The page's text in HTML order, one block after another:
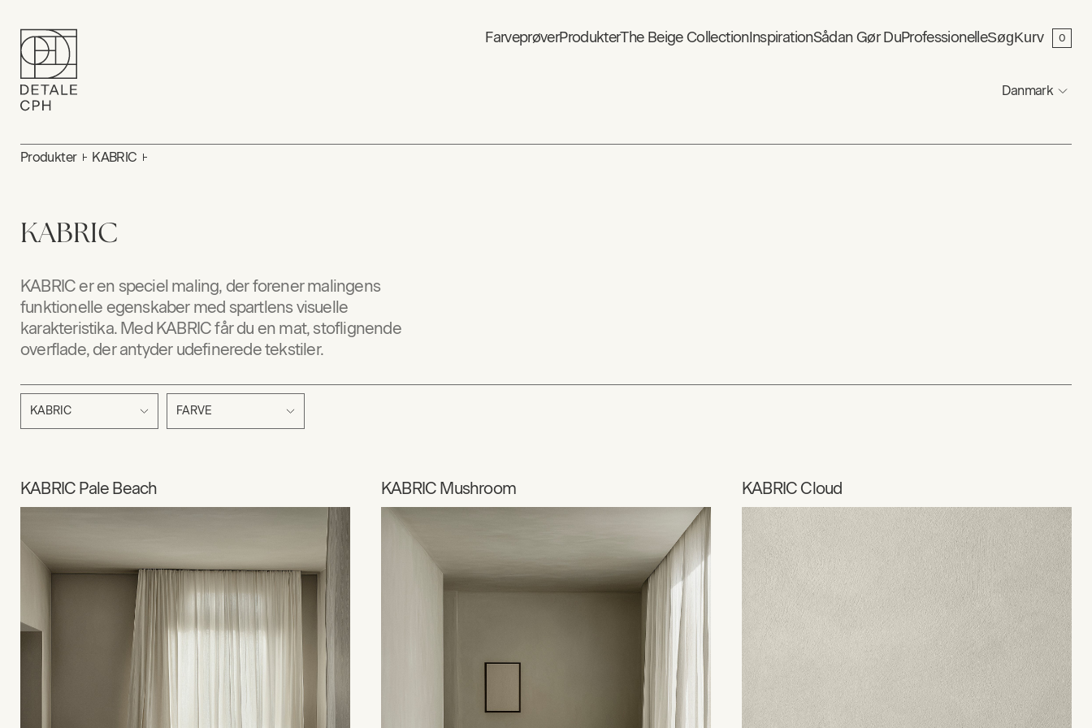
FarveprøverProdukterThe Beige CollectionInspirationSådan Gør DuProfessionelleSøgKurv 0
Danmark
Produkter KABRIC
KABRIC
KABRIC er en speciel maling, der forener malingens
funktionelle egenskaber med spartlens visuelle
karakteristika. Med KABRIC får du en mat, stoflignende
overflade, der antyder udefinerede tekstiler.
KABRIC FARVE
KABRIC Pale Beach KABRIC Mushroom KABRIC Cloud